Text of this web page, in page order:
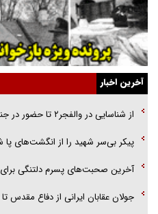
نسلی که آنلاین الگو می‌گیرد
گفت‌وگو با آیت‌الله جاودان/ جفای
ارتقا می‌داد
راننده مست به قانون می‌خندد
همه آقای دوربینی شده‌ایم!
قصه ناتمام سرویس مدارس
آیا مقاومت فلسطین خلع‌سلاح می‌شود؟
آخرین اخبار
از شناسایی در والفجر۲ تا حضور در جنگ ۳۳ روزه
پیکر بی‌سر شهید را از انگشت‌های پا
آخرین صحبت‌های پسرم دلتنگی برای
جولان عقابان ایرانی از دفاع مقدس